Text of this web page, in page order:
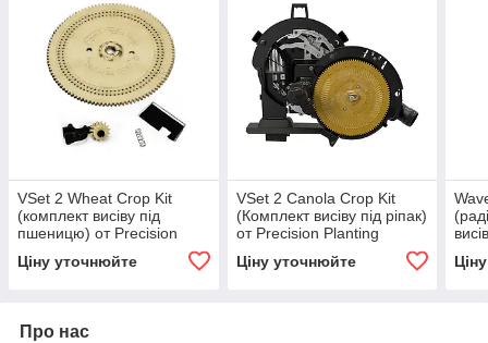
VSet 2 Wheat Crop Kit
(комплект висіву під
пшеницю) от Precision
Ціну уточнюйте
VSet 2 Canola Crop Kit
(Комплект висіву під ріпак)
от Precision Planting
Ціну уточнюйте
Про нас